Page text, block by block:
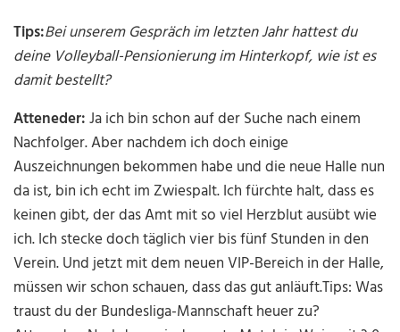
Tips:Bei unserem Gespräch im letzten Jahr hattest du
deine Volleyball-Pensionierung im Hinterkopf, wie ist es
damit bestellt?
Atteneder:Ja ich bin schon auf der Suche nach einem
Nachfolger. Aber nachdem ich doch einige
Auszeichnungen bekommen habe und die neue Halle nun
da ist, bin ich echt im Zwiespalt. Ich fürchte halt, dass es
keinen gibt, der das Amt mit so viel Herzblut ausübt wie
ich. Ich stecke doch täglich vier bis fünf Stunden in den
Verein. Und jetzt mit dem neuen VIP-Bereich in der Halle,
müssen wir schon schauen, dass das gut anläuft.Tips: Was
traust du der Bundesliga-Mannschaft heuer zu?